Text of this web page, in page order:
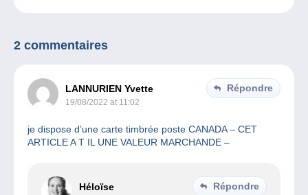
2 commentaires
LANNURIEN Yvette
19/08/2022 at 11:02
Répondre
je dispose d’une carte timbrée poste CANADA – CET
ARTICLE A T IL UNE VALEUR MARCHANDE –
Héloïse Répondre